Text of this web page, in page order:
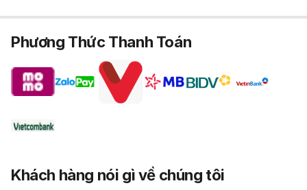
Phương Thức Thanh Toán
Khách hàng nói gì về chúng tôi